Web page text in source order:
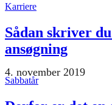
Karriere
Sådan skriver
ansøgning
4. november 2019
Sabbatår